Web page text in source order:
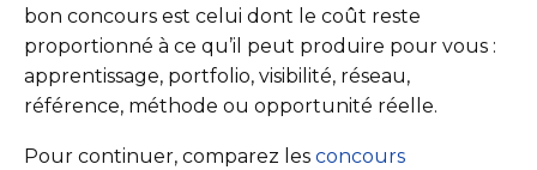
bon concours est celui dont le coût reste
proportionné à ce qu’il peut produire pour vous :
apprentissage, portfolio, visibilité, réseau,
référence, méthode ou opportunité réelle.
Pour continuer, comparez les concours